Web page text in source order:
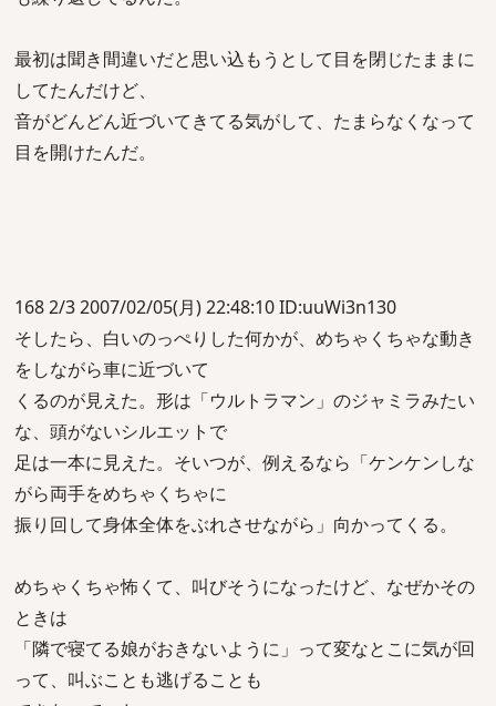
最初は聞き間違いだと思い込もうとして目を閉じたままに
してたんだけど、
音がどんどん近づいてきてる気がして、たまらなくなって
目を開けたんだ。
168 2/3 2007/02/05(月) 22:48:10 ID:uuWi3n130
そしたら、白いのっぺりした何かが、めちゃくちゃな動き
をしながら車に近づいて
くるのが見えた。形は「ウルトラマン」のジャミラみたい
な、頭がないシルエットで
足は一本に見えた。そいつが、例えるなら「ケンケンしな
がら両手をめちゃくちゃに
振り回して身体全体をぶれさせながら」向かってくる。
めちゃくちゃ怖くて、叫びそうになったけど、なぜかその
ときは
「隣で寝てる娘がおきないように」って変なとこに気が回
って、叫ぶことも逃げることも